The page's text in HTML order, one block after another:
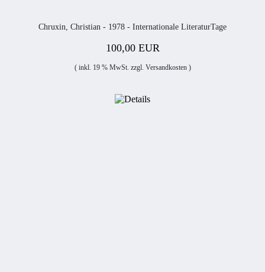
Chruxin, Christian - 1978 - Internationale LiteraturTage
100,00 EUR
( inkl. 19 % MwSt. zzgl. Versandkosten)